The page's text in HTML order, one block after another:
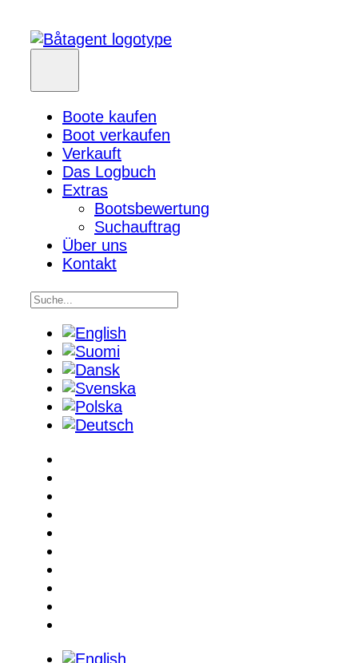
Boote kaufen
Boot verkaufen
Verkauft
Das Logbuch
Extras
Bootsbewertung
Suchauftrag
Über uns
Kontakt